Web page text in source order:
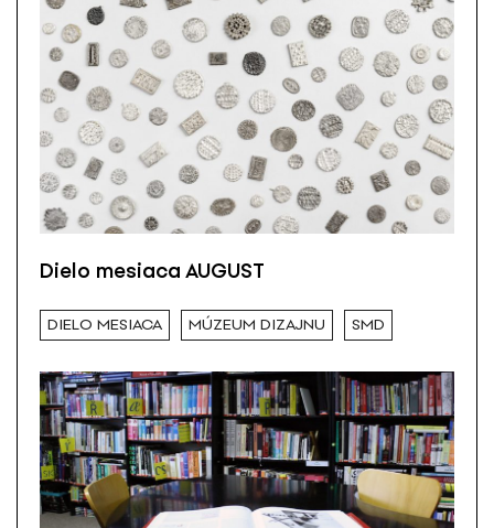
Dielo mesiaca AUGUST
DIELO MESIACA MÚZEUM DIZAJNU SMD